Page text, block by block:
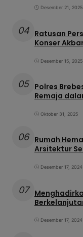
Desember 21, 2025
04 Ratusan
Konser
Desember 15, 2025
05 Polres
Remaja
Oktober 31, 2025
06 Rumah
Arsitektur
Desember 17, 2024
07
Desember 17, 2024